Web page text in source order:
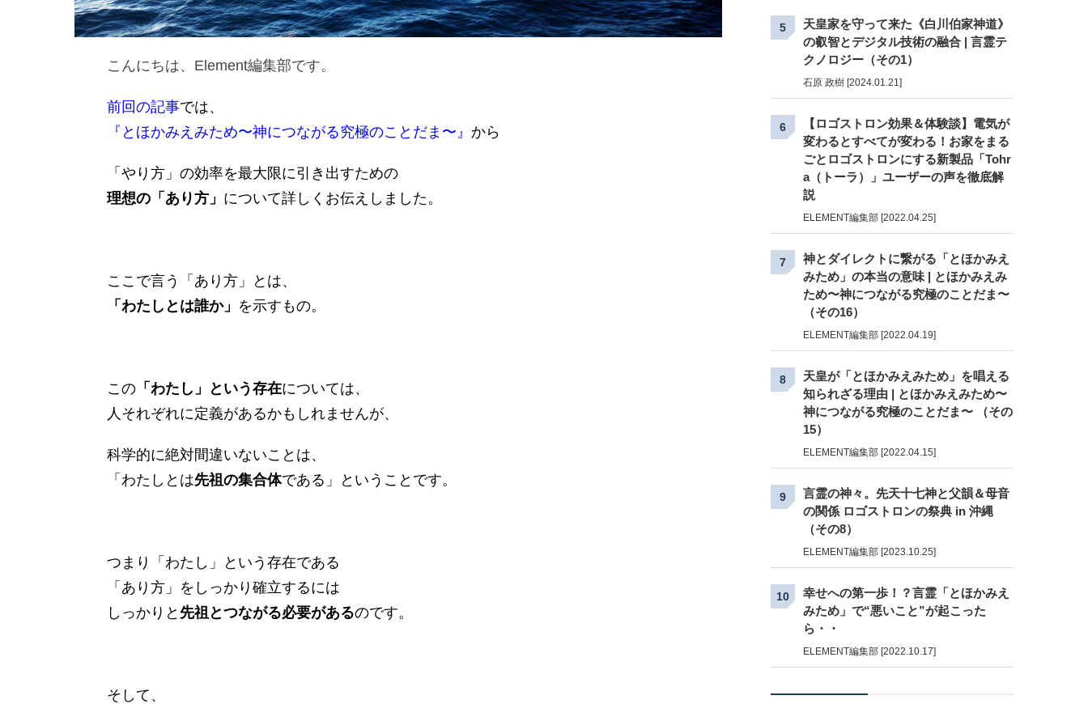
こんにちは、Element編集部です。
前回の記事では、
『とほかみえみため〜神につながる究極のことだま〜』 から
「やり方」の効率を最大限に引き出すための
理想の「あり方」 について詳しくお伝えしました。
ここで言う「あり方」とは、
「わたしとは誰か」 を示すもの。
この 「わたし」という存在については、
人それぞれに定義があるかもしれませんが、
科学的に絶対間違いないことは、
「わたしとは先祖の集合体である」ということです。
つまり「わたし」という存在である
「あり方」をしっかり確立するには
しっかりと 先祖とつながる必要があるのです。
そして、
5
天皇家を守って来た《白川伯家神道》
の叡智とデジタル技術の融合 | 言霊テ
クノロジー（その1）
石原 政樹 [2024.01.21]
6
【ロゴストロン効果＆体験談】電気が
変わるとすべてが変わる！お家をまる
ごとロゴストロンにする新製品「Tohr
a（トーラ）」ユーザーの声を徹底解
説
ELEMENT編集部 [2022.04.25]
7
神とダイレクトに繋がる「とほかみえ
みため」の本当の意味 | とほかみえみ
ため〜神につながる究極のことだま〜
（その16）
ELEMENT編集部 [2022.04.19]
8
天皇が「とほかみえみため」を唱える
知られざる理由 | とほかみえみため〜
神につながる究極のことだま〜 （その
15）
ELEMENT編集部 [2022.04.15]
9
言霊の神々。先天十七神と父韻＆母音
の関係 ロゴストロンの祭典 in 沖縄
（その8）
ELEMENT編集部 [2023.10.25]
10
幸せへの第一歩！？言霊「とほかみえ
みため」で“悪いこと”が起こった
ら・・
ELEMENT編集部 [2022.10.17]